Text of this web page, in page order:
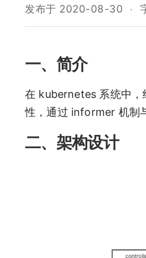
发布于 2020-08-30
一、简介
在 kubernetes 系统中，
性，通过 informer 机制
二、架构设计